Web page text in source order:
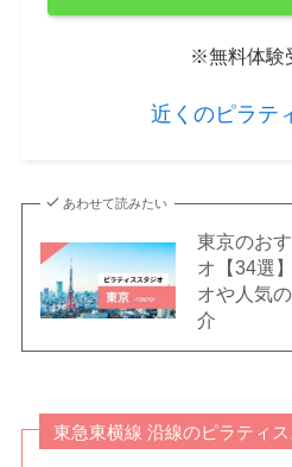
※無料体験
近くのピラテ
あわせて読みたい
東京のお
オ【34選
オや人気
介
東急東横線 沿線のピラティ